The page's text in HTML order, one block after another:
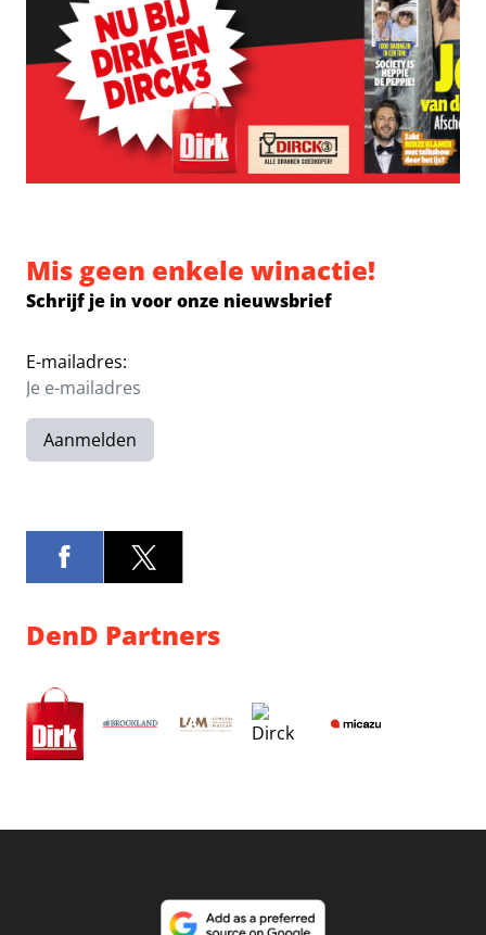
Mis geen enkele winactie!
Schrijf je in voor onze nieuwsbrief
E-mailadres:
Aanmelden
DenD Partners